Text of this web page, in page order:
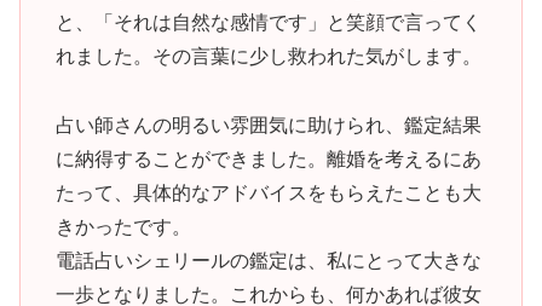
と、「それは自然な感情です」と笑顔で言ってく
れました。その言葉に少し救われた気がします。
占い師さんの明るい雰囲気に助けられ、鑑定結果
に納得することができました。離婚を考えるにあ
たって、具体的なアドバイスをもらえたことも大
きかったです。
電話占いシェリールの鑑定は、私にとって大きな
一歩となりました。これからも、何かあれば彼女